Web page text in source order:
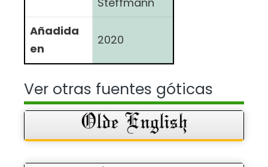
Añadida
en
2020
Ver otras fuentes góticas